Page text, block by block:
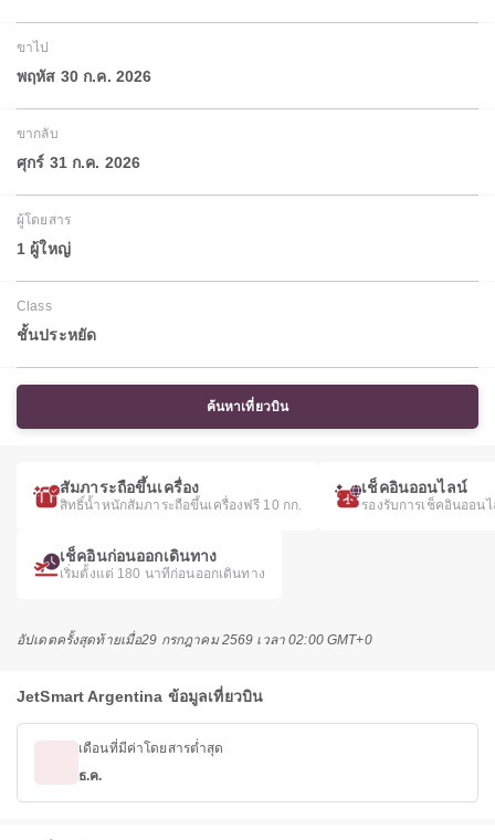
ขาไป
พฤหัส 30 ก.ค. 2026
ขากลับ
ศุกร์ 31 ก.ค. 2026
ผู้โดยสาร
1 ผู้ใหญ่
Class
ชั้นประหยัด
ค้นหาเที่ยวบิน
สัมภาระถือขึ้นเครื่อง
สิทธิ์น้ำหนักสัมภาระถือขึ้นเครื่องฟรี 10 กก.
เช็คอินออนไลน์
รองรับการเช็คอินออน
เช็คอินก่อนออกเดินทาง
เริ่มตั้งแต่ 180 นาทีก่อนออกเดินทาง
อัปเดตครั้งสุดท้ายเมื่อ29 กรกฎาคม 2569 เวลา 02:00 GMT+0
JetSmart Argentina ข้อมูลเที่ยวบิน
เดือนที่มีค่าโดยสารต่ำสุด
ธ.ค.